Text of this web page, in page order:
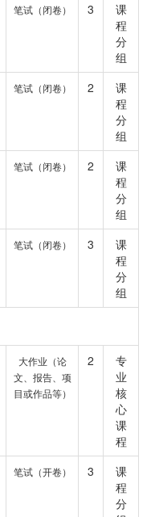
笔试（闭卷） 3
课
程
分
组
笔试（闭卷） 2
课
程
分
组
笔试（闭卷） 2
课
程
分
组
笔试（闭卷） 3
课
程
分
组
大作业（论
文、报告、项
目或作品等）
2
专
业
核
心
课
程
笔试（开卷） 3
课
程
分